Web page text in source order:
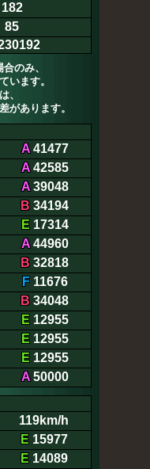
182
85
のみ、
います。
、
があります。
A41477
A42585
A39048
B 34194
E17314
A44960
B 32818
F11676
B 34048
E12955
E12955
E12955
A50000
119km/h
E15977
E14089